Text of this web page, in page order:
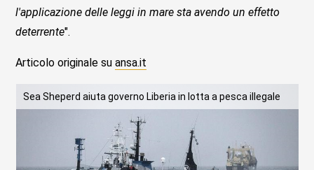
l'applicazione delle leggi in mare sta avendo un effetto
deterrente".
Articolo originale suansa.it
Sea Sheperd aiuta governo Liberia in lotta a pesca illegale